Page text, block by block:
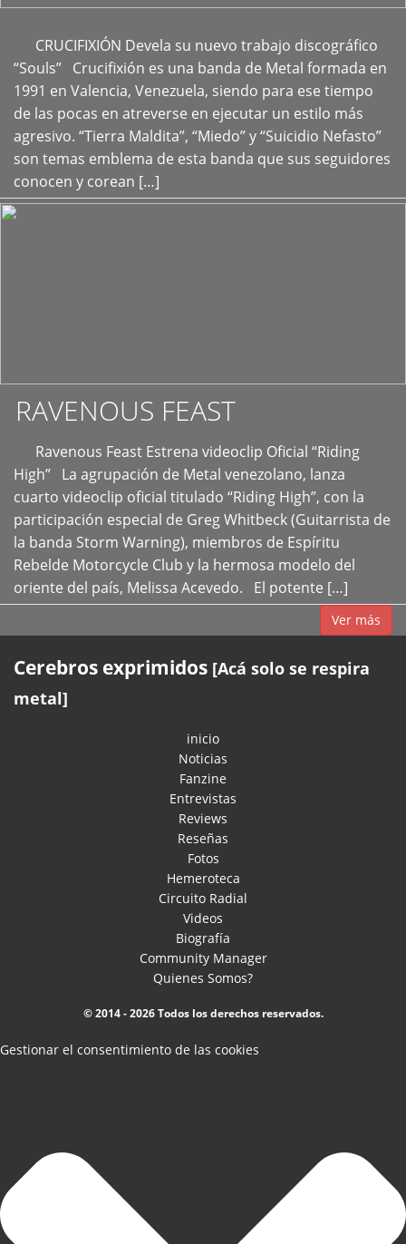
CRUCIFIXIÓN Devela su nuevo trabajo discográfico
“Souls” Crucifixión es una banda de Metal formada en
1991 en Valencia, Venezuela, siendo para ese tiempo
de las pocas en atreverse en ejecutar un estilo más
agresivo. “Tierra Maldita”, “Miedo” y “Suicidio Nefasto”
son temas emblema de esta banda que sus seguidores
conocen y corean […]
+
RAVENOUS FEAST
Ravenous Feast Estrena videoclip Oficial “Riding
High” La agrupación de Metal venezolano, lanza
cuarto videoclip oficial titulado “Riding High”, con la
participación especial de Greg Whitbeck (Guitarrista de
la banda Storm Warning), miembros de Espíritu
Rebelde Motorcycle Club y la hermosa modelo del
oriente del país, Melissa Acevedo. El potente […]
Ver más
Cerebros exprimidos [Acá solo se respira
metal]
inicio
Noticias
Fanzine
Entrevistas
Reviews
Reseñas
Fotos
Hemeroteca
Circuito Radial
Videos
Biografía
Community Manager
Quienes Somos?
© 2014 - 2026 Todos los derechos reservados.
Gestionar el consentimiento de las cookies